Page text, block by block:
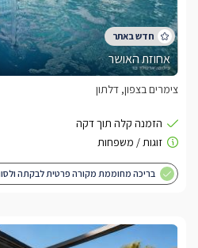
אחוזת האושר
צימרים בצפון, דלתון
בריכה מחוממת מקורה פרטית לבקתה